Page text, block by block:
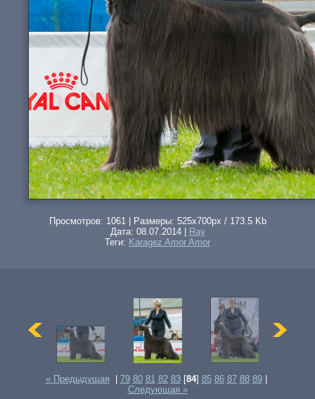
Просмотров: 1061 | Размеры: 525x700px / 173.5 Kb
Дата: 08.07.2014 |
Ray
Теги: Karagez Amor Amor
« Предыдущая 79 80 81 82 83[84] 85 86 87 88 89|
Следующая »